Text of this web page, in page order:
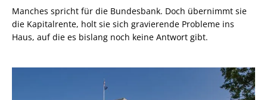
Manches spricht für die Bundesbank. Doch übernimmt sie
die Kapitalrente, holt sie sich gravierende Probleme ins
Haus, auf die es bislang noch keine Antwort gibt.